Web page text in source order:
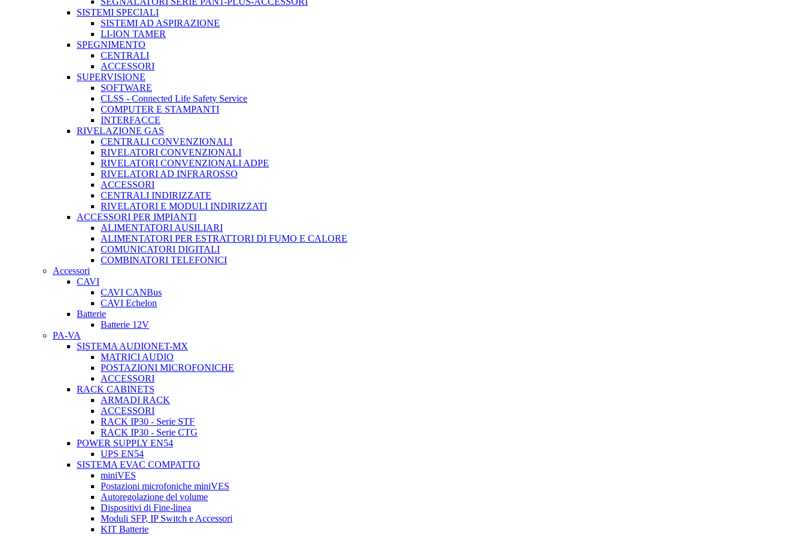
SISTEMI SPECIALI
SISTEMI AD ASPIRAZIONE
LI-ION TAMER
SPEGNIMENTO
CENTRALI
ACCESSORI
SUPERVISIONE
SOFTWARE
CLSS - Connected Life Safety Service
COMPUTER E STAMPANTI
INTERFACCE
RIVELAZIONE GAS
CENTRALI CONVENZIONALI
RIVELATORI CONVENZIONALI
RIVELATORI CONVENZIONALI ADPE
RIVELATORI AD INFRAROSSO
ACCESSORI
CENTRALI INDIRIZZATE
RIVELATORI E MODULI INDIRIZZATI
ACCESSORI PER IMPIANTI
ALIMENTATORI AUSILIARI
ALIMENTATORI PER ESTRATTORI DI FUMO E CALORE
COMUNICATORI DIGITALI
COMBINATORI TELEFONICI
Accessori
CAVI
CAVI CANBus
CAVI Echelon
Batterie
Batterie 12V
PA-VA
SISTEMA AUDIONET-MX
MATRICI AUDIO
POSTAZIONI MICROFONICHE
ACCESSORI
RACK CABINETS
ARMADI RACK
ACCESSORI
RACK IP30 - Serie STF
RACK IP30 - Serie CTG
POWER SUPPLY EN54
UPS EN54
SISTEMA EVAC COMPATTO
miniVES
Postazioni microfoniche miniVES
Autoregolazione del volume
Dispositivi di Fine-linea
Moduli SFP, IP Switch e Accessori
KIT Batterie